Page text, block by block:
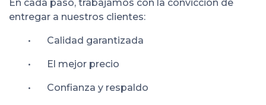
En cada paso, trabajamos con la convicción de
entregar a nuestros clientes:
• Calidad garantizada
• El mejor precio
• Confianza y respaldo